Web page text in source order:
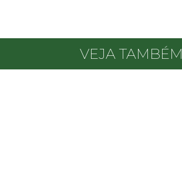
VEJA TAMBÉM